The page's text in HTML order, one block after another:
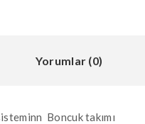
Yorumlar (0)
Boncuk takımı